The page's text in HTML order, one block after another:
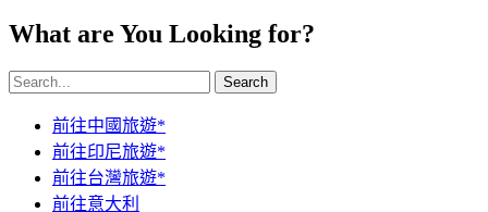
What are You Looking for?
Search
前往中國旅遊*
前往印尼旅遊*
前往台灣旅遊*
前往意大利